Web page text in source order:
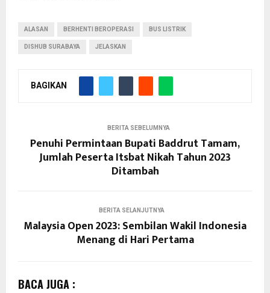
ALASAN BERHENTI BEROPERASI BUS LISTRIK
DISHUB SURABAYA JELASKAN
BAGIKAN
BERITA SEBELUMNYA
Penuhi Permintaan Bupati Baddrut Tamam,
Jumlah Peserta Itsbat Nikah Tahun 2023
Ditambah
BERITA SELANJUTNYA
Malaysia Open 2023: Sembilan Wakil Indonesia
Menang di Hari Pertama
BACA JUGA :